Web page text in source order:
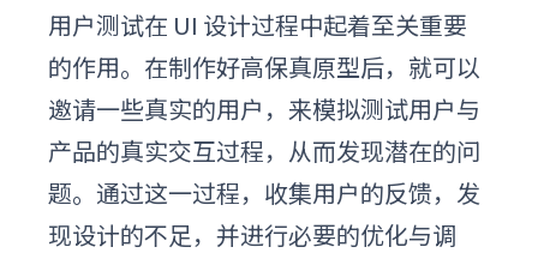
用户测试在 UI 设计过程中起着至关重要
的作用。在制作好高保真原型后，就可以
邀请一些真实的用户，来模拟测试用户与
产品的真实交互过程，从而发现潜在的问
题。通过这一过程，收集用户的反馈，发
现设计的不足，并进行必要的优化与调